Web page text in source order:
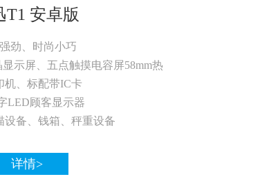
T1 安卓版
劲、时尚小巧
示屏、五点触摸电容屏58mm热
机、标配带IC卡
LED顾客显示器
设备、钱箱、秤重设备
详情>